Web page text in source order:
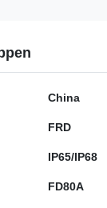
China
FRD
IP65/IP68
FD80A